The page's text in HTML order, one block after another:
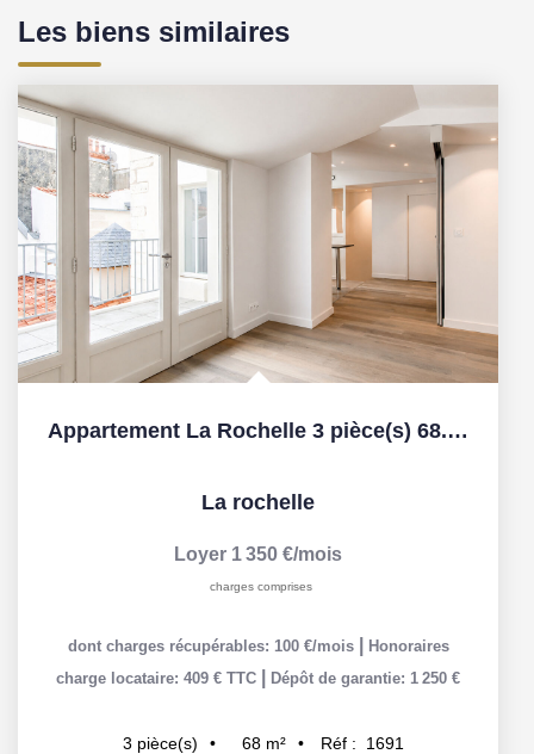
Les biens similaires
Appartement La Rochelle 3 pièce(s) 68.10 m2
La rochelle
Loyer 1 350 €/mois
charges comprises
dont charges récupérables: 100 €/mois
Honoraires
charge locataire: 409 € TTC
Dépôt de garantie: 1 250 €
3 pièce(s) 68 m² Réf : 1691